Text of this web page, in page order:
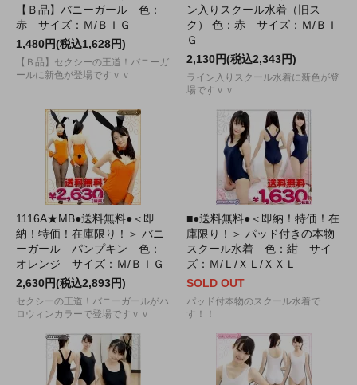
【Ｂ品】バニーガール 色：
赤 サイズ：Ｍ/ＢＩＧ
1,480円(税込1,628円)
【Ｂ品】セクシーの王道！バニーガ
ールに新色が登場ですｖｖ
ン入りスクール水着（旧ス
ク） 色：赤 サイズ：Ｍ/ＢＩ
Ｇ
2,130円(税込2,343円)
ライン入りスクール水着に新色が登
場ですｖｖ
1116A★MB●送料無料●＜即
納！特価！在庫限り！＞ バニ
ーガール パンプキン 色：
オレンジ サイズ：Ｍ/ＢＩＧ
2,630円(税込2,893円)
セクシーの王道！バニーガールがハ
ロウィンカラーで登場ですｖｖ
■●送料無料●＜即納！特価！在
庫限り！＞ パッド付きの本物
スクール水着 色：紺 サイ
ズ：Ｍ/Ｌ/ＸＬ/ＸＸＬ
SOLD OUT
パッド付本物のスクール水着で
す！！